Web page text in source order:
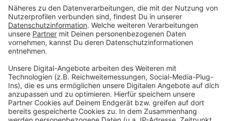
unter der Terrasse oder im Garten verbaut werden, in
die das Regenwasser aus den Regenrinnen abfließt und
gesammelt wird. Dieses Grauwasser könne dann
zurück ins Haus geleitet und für die Toilettenspülung
Architektin.
Um ein solches System in schon bestehende Häuser
zu integrieren, bedarf es allerdings einer größeren
Sanierung, da dort ein weiteres Rohrsystem für das